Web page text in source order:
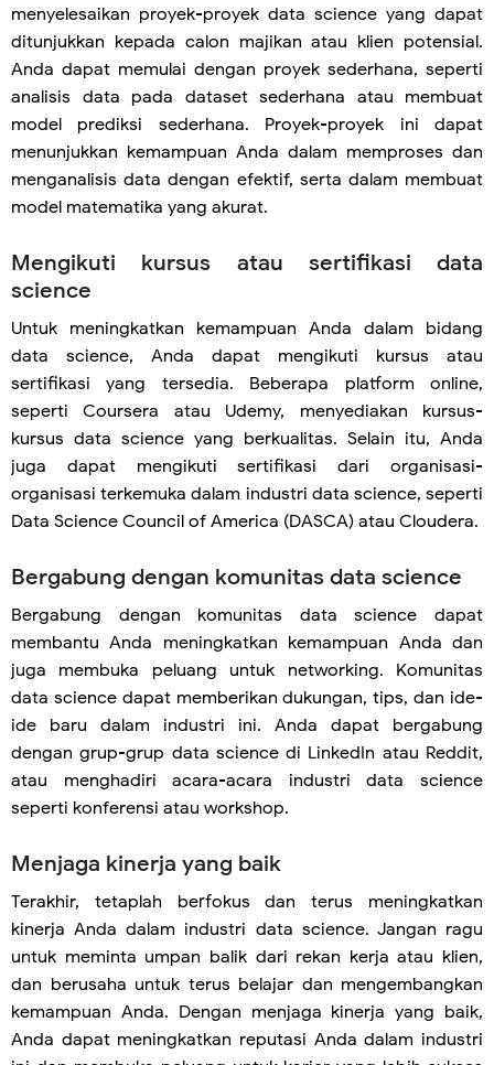
menyelesaikan proyek-proyek data science yang dapat
ditunjukkan kepada calon majikan atau klien potensial.
Anda dapat memulai dengan proyek sederhana, seperti
analisis data pada dataset sederhana atau membuat
model prediksi sederhana. Proyek-proyek ini dapat
menunjukkan kemampuan Anda dalam memproses dan
menganalisis data dengan efektif, serta dalam membuat
model matematika yang akurat.
Mengikuti kursus atau sertifikasi data
science
Untuk meningkatkan kemampuan Anda dalam bidang
data science, Anda dapat mengikuti kursus atau
sertifikasi yang tersedia. Beberapa platform online,
seperti Coursera atau Udemy, menyediakan kursus-
kursus data science yang berkualitas. Selain itu, Anda
juga dapat mengikuti sertifikasi dari organisasi-
organisasi terkemuka dalam industri data science, seperti
Data Science Council of America (DASCA) atau Cloudera.
Bergabung dengan komunitas data science
Bergabung dengan komunitas data science dapat
membantu Anda meningkatkan kemampuan Anda dan
juga membuka peluang untuk networking. Komunitas
data science dapat memberikan dukungan, tips, dan ide-
ide baru dalam industri ini. Anda dapat bergabung
dengan grup-grup data science di LinkedIn atau Reddit,
atau menghadiri acara-acara industri data science
seperti konferensi atau workshop.
Menjaga kinerja yang baik
Terakhir, tetaplah berfokus dan terus meningkatkan
kinerja Anda dalam industri data science. Jangan ragu
untuk meminta umpan balik dari rekan kerja atau klien,
dan berusaha untuk terus belajar dan mengembangkan
kemampuan Anda. Dengan menjaga kinerja yang baik,
Anda dapat meningkatkan reputasi Anda dalam industri